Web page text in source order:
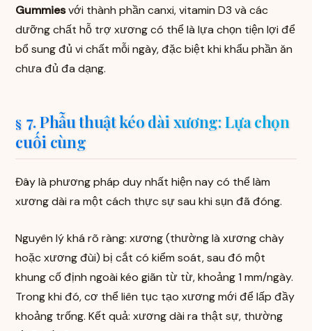
Gummiesvới thành phần canxi, vitamin D3 và các
dưỡng chất hỗ trợ xương có thể là lựa chọn tiện lợi để
bổ sung đủ vi chất mỗi ngày, đặc biệt khi khẩu phần ăn
chưa đủ đa dạng.
7. Phẫu thuật kéo dài xương: Lựa chọn
cuối cùng
Đây là phương pháp duy nhất hiện nay có thể làm
xương dài ra một cách thực sự sau khi sụn đã đóng.
Nguyên lý khá rõ ràng: xương (thường là xương chày
hoặc xương đùi) bị cắt có kiểm soát, sau đó một
khung cố định ngoài kéo giãn từ từ, khoảng 1 mm/ngày.
Trong khi đó, cơ thể liên tục tạo xương mới để lấp đầy
khoảng trống. Kết quả: xương dài ra thật sự, thường